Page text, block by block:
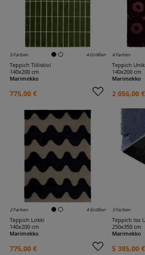
5 Farben 4 Größen
Teppich Tiiliskivi
140x200 cm
Marimekko
775,00 €
4 Farben
Teppich
140x200 cm
Marimekko
2 056,00 €
2 Farben 4 Größen
Teppich Lokki
140x200 cm
Marimekko
775,00 €
3 Farben
Teppich Iso
250x350 cm
Marimekko
5 385,00 €